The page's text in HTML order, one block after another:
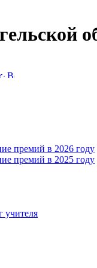
премий в 2026 году
премий в 2025 году
учителя